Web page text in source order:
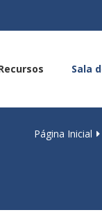
Sala
Página Inicial